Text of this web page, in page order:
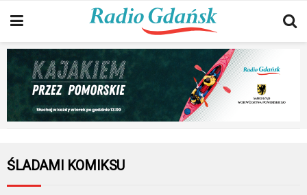
ŚLADAMI KOMIKSU